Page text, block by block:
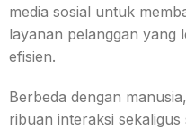
media sosial untuk
layanan pelanggan yang
efisien.
Berbeda dengan
ribuan interaksi